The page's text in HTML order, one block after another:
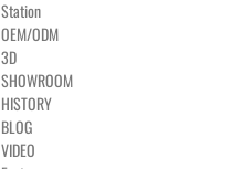
Station
OEM/ODM
3D
SHOWROOM
HISTORY
BLOG
VIDEO